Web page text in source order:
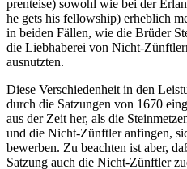
prenteise) sowohl wie bei der
he gets his fellowship) erheblich
in beiden Fällen, wie die Brüder
die Liebhaberei von Nicht-
ausnutzten.
Diese Verschiedenheit in den
durch die Satzungen von 1670
aus der Zeit her, als die
und die Nicht-Zünftler anfingen,
bewerben. Zu beachten ist aber,
Satzung auch die Nicht-Zünftler